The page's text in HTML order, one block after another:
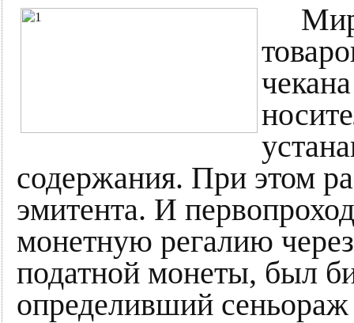
Мир
содержания. При этом
эмитента. И
монетную регалию
податной монеты, был
определивший